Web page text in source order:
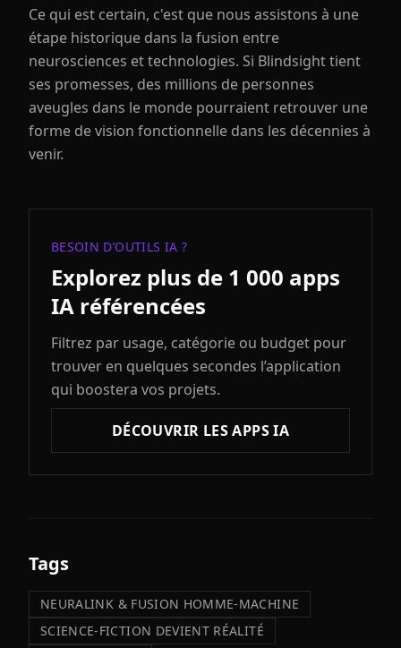
Ce qui est certain, c'est que nous assistons à une
étape historique dans la fusion entre
neurosciences et technologies. Si Blindsight tient
ses promesses, des millions de personnes
aveugles dans le monde pourraient retrouver une
forme de vision fonctionnelle dans les décennies à
venir.
BESOIN D’OUTILS IA ?
Explorez plus de 1 000 apps
IA référencées
Filtrez par usage, catégorie ou budget pour
trouver en quelques secondes l’application
qui boostera vos projets.
DÉCOUVRIR LES APPS IA
Tags
NEURALINK & FUSION HOMME-MACHINE
SCIENCE-FICTION DEVIENT RÉALITÉ